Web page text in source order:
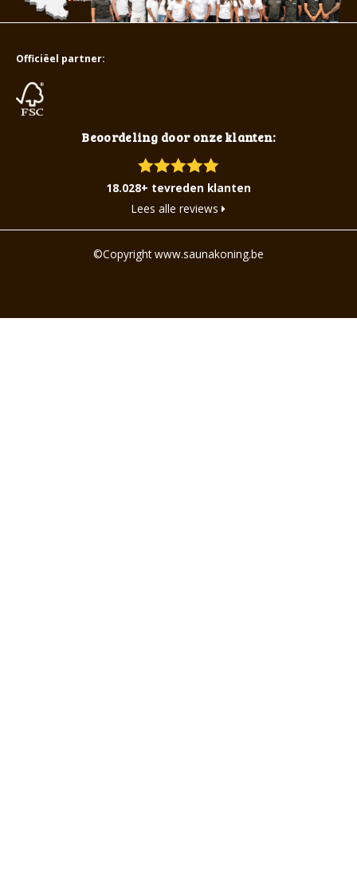
Beoordeling door onze klanten:
18.028+ tevreden klanten
Lees alle reviews
Officiëel partner:
©Copyright www.saunakoning.be